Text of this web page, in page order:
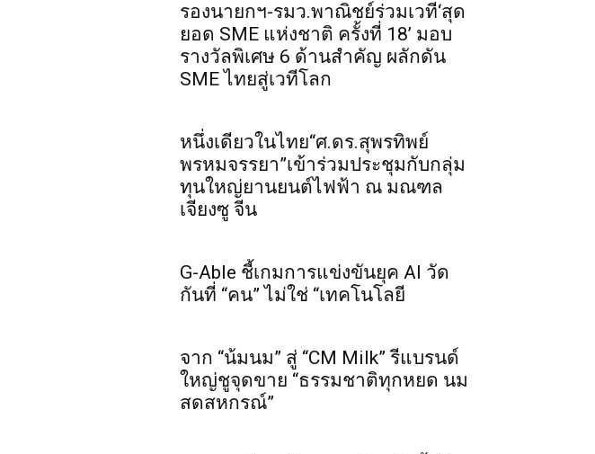
รองนายกฯ-รมว.พาณิชย์ร่วมเวที‘สุด
ยอด SME แห่งชาติ ครั้งที่ 18’ มอบ
รางวัลพิเศษ 6 ด้านสำคัญ ผลักดัน
SME ไทยสู่เวทีโลก
หนึ่งเดียวในไทย“ศ.ดร.สุพรทิพย์
พรหมจรรยา”เข้าร่วมประชุมกับกลุ่ม
ทุนใหญ่ยานยนต์ไฟฟ้า ณ มณฑล
เจียงซู จีน
G-Able ชี้เกมการแข่งขันยุค AI วัด
กันที่ “คน” ไม่ใช่ “เทคโนโลยี
จาก “น้มนม” สู่ “CM Milk” รีแบรนด์
ใหญ่ชูจุดขาย “ธรรมชาติทุกหยด นม
สดสหกรณ์”